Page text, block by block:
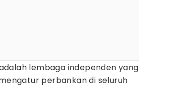
lembaga independen yang
perbankan di seluruh